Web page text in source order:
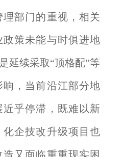
部门的重视，相关
策未能与时俱进地
延续采取“顶格配”等
，当前沿江部分地
近乎停滞，既难以新
化企技改升级项目也
又面临重重现实困